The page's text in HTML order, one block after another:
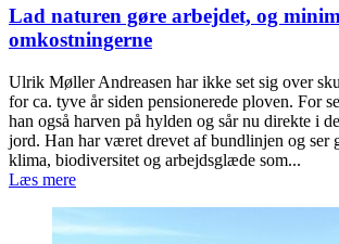
Lad naturen gøre arbejdet, og
omkostningerne
Ulrik Møller Andreasen har ikke set sig over
for ca. tyve år siden pensionerede ploven. For
han også harven på hylden og sår nu direkte i
jord. Han har været drevet af bundlinjen og ser
klima, biodiversitet og arbejdsglæde som...
Læs mere